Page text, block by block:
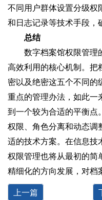
不同用户群体设置分级权
和日志记录等技术手段，
总结
数字档案馆权限管理
高效利用的核心机制。把
密以及绝密这五个不同的
重点的管理办法，如此一
到一个较为合适的平衡点
权限、角色分离和动态调
适的技术方案。在信息技
权限管理也将从最初的简
精细化的方向发展，对档
上一篇